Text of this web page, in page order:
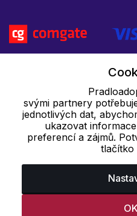
svými partnery
jednotlivých dat,
ukazovat
preferencí a zájmů.
tlačítko
OK